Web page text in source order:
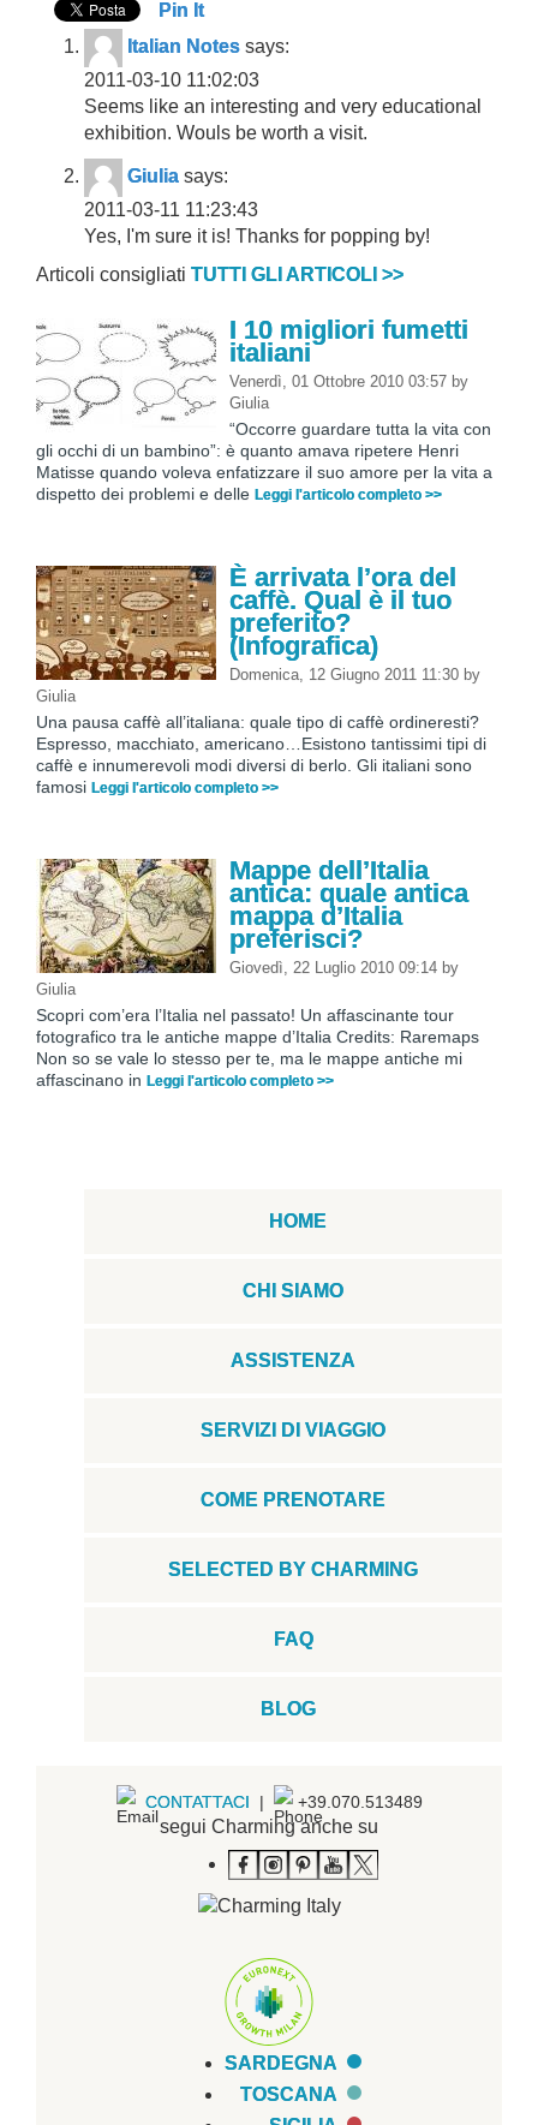
Pin It
Italian Notes says:
2011-03-10 11:02:03
Seems like an interesting and very educational
exhibition. Wouls be worth a visit.
Giulia says:
2011-03-11 11:23:43
Yes, I'm sure it is! Thanks for popping by!
Articoli consigliati TUTTI GLI ARTICOLI >>
I 10 migliori fumetti
italiani
Venerdì, 01 Ottobre 2010 03:57 by
Giulia
“Occorre guardare tutta la vita con
gli occhi di un bambino”: è quanto amava ripetere Henri
Matisse quando voleva enfatizzare il suo amore per la vita a
dispetto dei problemi e delle Leggi l'articolo completo >>
È arrivata l’ora del
caffè. Qual è il tuo
preferito?
(Infografica)
Domenica, 12 Giugno 2011 11:30 by
Giulia
Una pausa caffè all’italiana: quale tipo di caffè ordineresti?
Espresso, macchiato, americano…Esistono tantissimi tipi di
caffè e innumerevoli modi diversi di berlo. Gli italiani sono
famosi Leggi l'articolo completo >>
Mappe dell’Italia
antica: quale antica
mappa d’Italia
preferisci?
Giovedì, 22 Luglio 2010 09:14 by
Giulia
Scopri com’era l’Italia nel passato! Un affascinante tour
fotografico tra le antiche mappe d’Italia Credits: Raremaps
Non so se vale lo stesso per te, ma le mappe antiche mi
affascinano in Leggi l'articolo completo >>
HOME
CHI SIAMO
ASSISTENZA
SERVIZI DI VIAGGIO
COME PRENOTARE
SELECTED BY CHARMING
FAQ
BLOG
CONTATTACI | +39.070.513489
segui Charming anche su
SARDEGNA
TOSCANA